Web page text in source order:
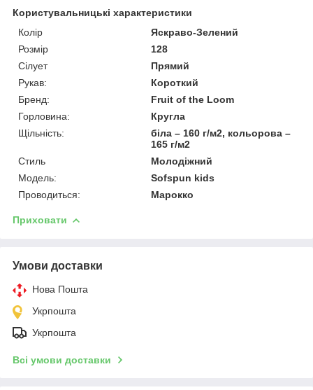
Користувальницькі характеристики
Колір
Яскраво-Зелений
Розмір
128
Сілует
Прямий
Рукав:
Короткий
Бренд:
Fruit of the Loom
Горловина:
Кругла
Щільність:
біла – 160 г/м2, кольорова –
165 г/м2
Стиль
Молодіжний
Модель:
Sofspun kids
Проводиться:
Марокко
Приховати
Умови доставки
Нова Пошта
Укрпошта
Укрпошта
Всі умови доставки